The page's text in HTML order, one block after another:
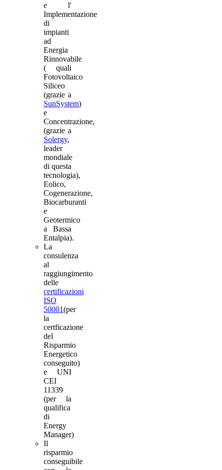
e l'
Implementazione
di
impianti
ad
Energia
Rinnovabile
( quali
Fotovoltaico
Siliceo
(grazie a
SunSystem)
e
Concentrazione,
(grazie a
Solergy,
leader
mondiale
di questa
tecnologia),
Eolico,
Cogenerazione,
Biocarburanti
e
Geotermico
a Bassa
Entalpia).
La
consulenza
al
raggiungimento
delle
certificazioni
ISO
50001(per
la
certficazione
del
Risparmio
Energetico
conseguito)
e UNI
CEI
11339
(per la
qualifica
di
Energy
Manager)
Il
risparmio
conseguibile